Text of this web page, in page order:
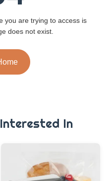
you are trying to access is
does not exist.
In